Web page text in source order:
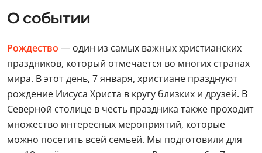
О событии
Рождество — один из самых важных христианских
праздников, который отмечается во многих странах
мира. В этот день, 7 января, христиане празднуют
рождение Иисуса Христа в кругу близких и друзей. В
Северной столице в честь праздника также проходит
множество интересных мероприятий, которые
можно посетить всей семьей. Мы подготовили для